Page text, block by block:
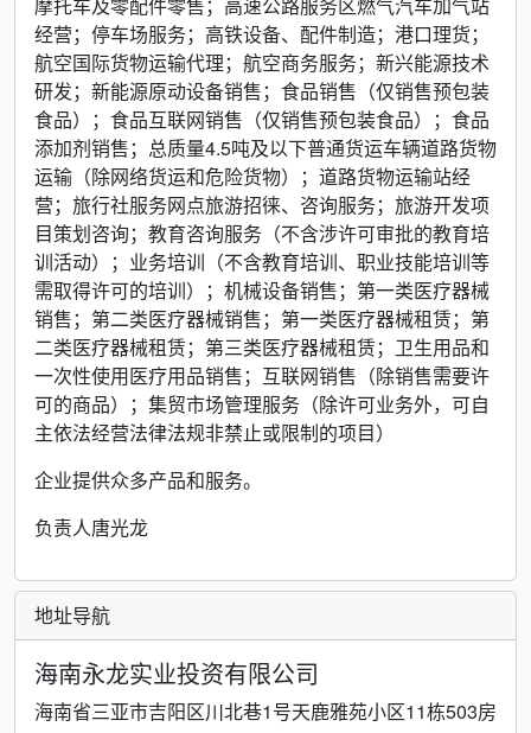
经营；停车场服务；高铁设备、配件制造；港口理货；
航空国际货物运输代理；航空商务服务；新兴能源技术
研发；新能源原动设备销售；食品销售（仅销售预包装
食品）；食品互联网销售（仅销售预包装食品）；食品
添加剂销售；总质量4.5吨及以下普通货运车辆道路货物
运输（除网络货运和危险货物）；道路货物运输站经
营；旅行社服务网点旅游招徕、咨询服务；旅游开发项
目策划咨询；教育咨询服务（不含涉许可审批的教育培
训活动）；业务培训（不含教育培训、职业技能培训等
需取得许可的培训）；机械设备销售；第一类医疗器械
销售；第二类医疗器械销售；第一类医疗器械租赁；第
二类医疗器械租赁；第三类医疗器械租赁；卫生用品和
一次性使用医疗用品销售；互联网销售（除销售需要许
可的商品）；集贸市场管理服务（除许可业务外，可自
主依法经营法律法规非禁止或限制的项目）
企业提供众多产品和服务。
负责人唐光龙
地址导航
海南永龙实业投资有限公司
海南省三亚市吉阳区川北巷1号天鹿雅苑小区11栋503房